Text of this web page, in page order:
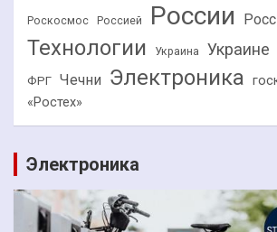
Роскосмос Россией России
Технологии Украина Украине
ФРГ Чечни Электроника
«Ростех»
Электроника